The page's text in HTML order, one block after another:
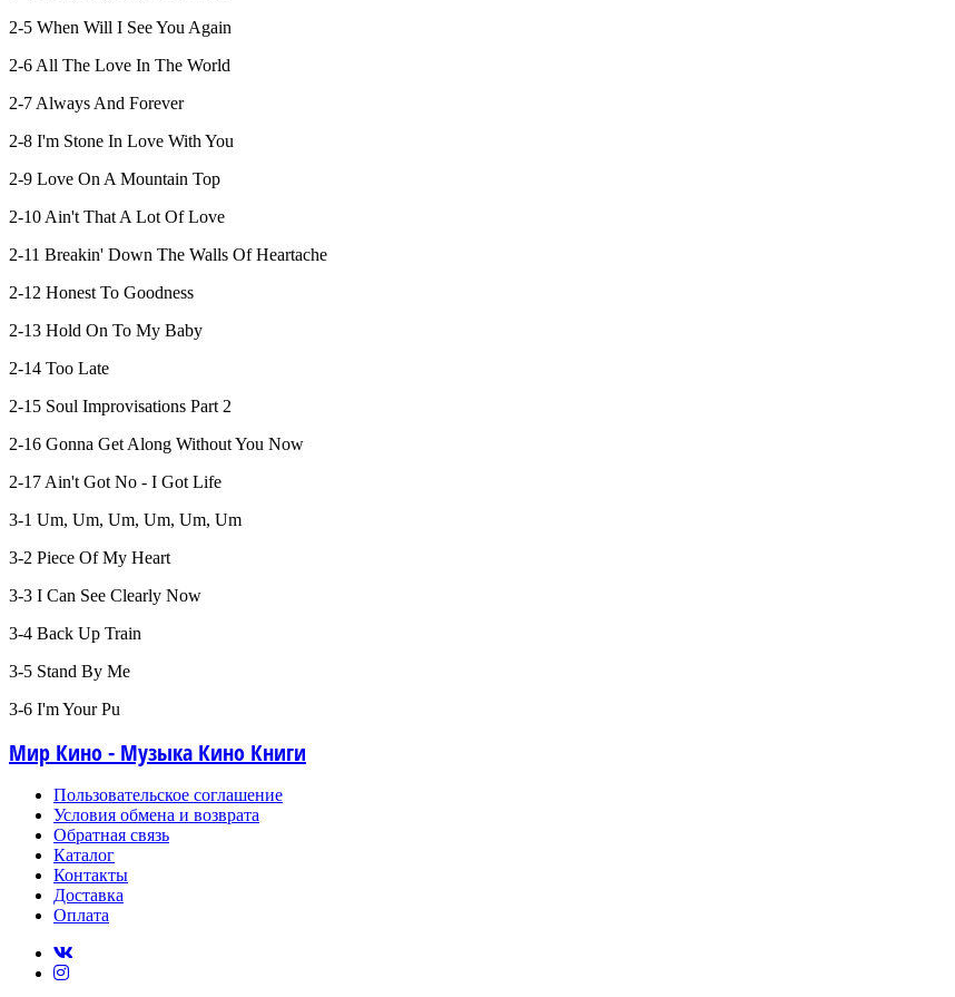
2-5 When Will I See You Again
2-6 All The Love In The World
2-7 Always And Forever
2-8 I'm Stone In Love With You
2-9 Love On A Mountain Top
2-10 Ain't That A Lot Of Love
2-11 Breakin' Down The Walls Of Heartache
2-12 Honest To Goodness
2-13 Hold On To My Baby
2-14 Too Late
2-15 Soul Improvisations Part 2
2-16 Gonna Get Along Without You Now
2-17 Ain't Got No - I Got Life
3-1 Um, Um, Um, Um, Um, Um
3-2 Piece Of My Heart
3-3 I Can See Clearly Now
3-4 Back Up Train
3-5 Stand By Me
3-6 I'm Your Pu
Мир Кино - Музыка Кино Книги
Пользовательское соглашение
Условия обмена и возврата
Обратная связь
Каталог
Контакты
Доставка
Оплата